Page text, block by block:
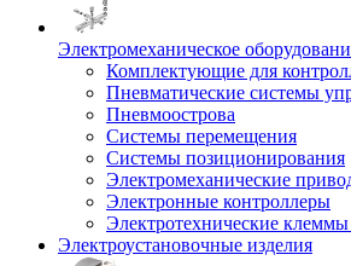
Электромеханическое
Комплектующие для
Пневматические системы
Пневмоострова
Системы перемещения
Системы позиционирования
Электромеханические
Электронные контроллеры
Электротехнические клеммы
Электроустановочные изделия